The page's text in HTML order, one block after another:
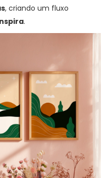
, criando um fluxo
.